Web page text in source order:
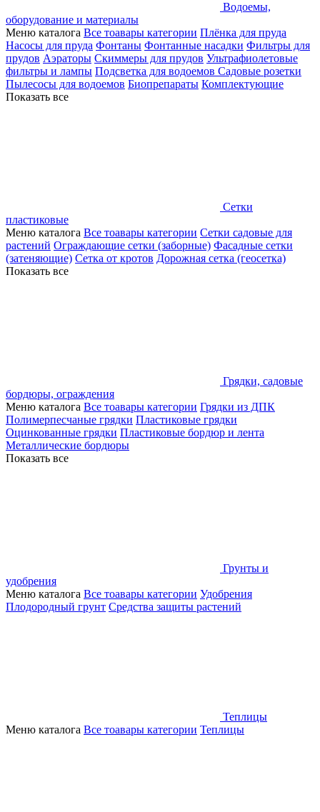
Водоемы,
оборудование и материалы
Меню каталога Все тоавары категории Плёнка для пруда
Насосы для пруда Фонтаны Фонтанные насадки Фильтры для
прудов Аэраторы Скиммеры для прудов Ультрафиолетовые
фильтры и лампы Подсветка для водоемов Садовые розетки
Пылесосы для водоемов Биопрепараты Комплектующие
Показать все
Сетки
пластиковые
Меню каталога Все тоавары категории Сетки садовые для
растений Ограждающие сетки (заборные) Фасадные сетки
(затеняющие) Сетка от кротов Дорожная сетка (геосетка)
Показать все
Грядки, садовые
бордюры, ограждения
Меню каталога Все тоавары категории Грядки из ДПК
Полимерпесчаные грядки Пластиковые грядки
Оцинкованные грядки Пластиковые бордюр и лента
Металлические бордюры
Показать все
Грунты и
удобрения
Меню каталога Все тоавары категории Удобрения
Плодородный грунт Средства защиты растений
Теплицы
Меню каталога Все тоавары категории Теплицы